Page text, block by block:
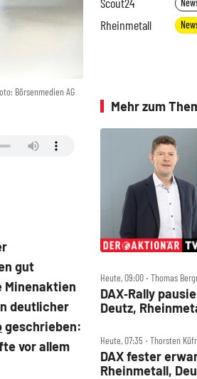
Börsenmedien AG
gut
Minenaktien
deutlicher
geschrieben:
vor allem
Rheinmetall
Mehr zum
Heute, 09:00 ‧ Thomas
DAX‑Rally
Deutz,
Check
Heute, 07:35 ‧ Thorsten
DAX fester
Rheinmetall,